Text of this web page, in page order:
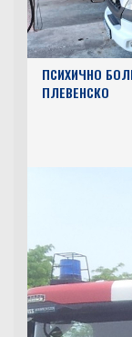
ПСИХИЧНО
ПЛЕВЕНСКО